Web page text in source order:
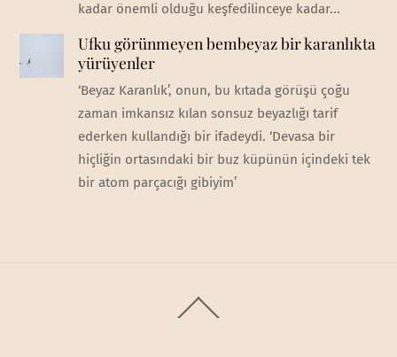
kadar önemli olduğu keşfedilinceye kadar...
Ufku görünmeyen bembeyaz bir karanlıkta
yürüyenler
‘Beyaz Karanlık’, onun, bu kıtada görüşü çoğu
zaman imkansız kılan sonsuz beyazlığı tarif
ederken kullandığı bir ifadeydi. ‘Devasa bir
hiçliğin ortasındaki bir buz küpünün içindeki tek
bir atom parçacığı gibiyim’
To